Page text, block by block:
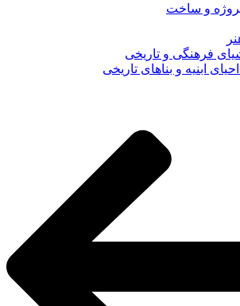
و ساخت
فرهنگی و تاریخی
ابنیه و بناهای تاریخی